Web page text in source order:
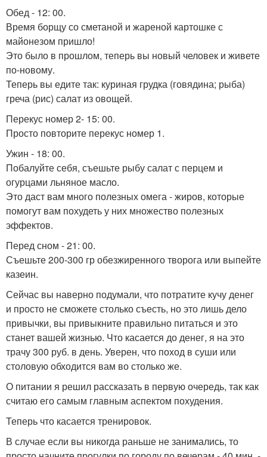
Обед - 12: 00.
Время борщу со сметаной и жареной картошке с
майонезом пришло!
Это было в прошлом, теперь вы новый человек и живете
по-новому.
Теперь вы едите так: куриная грудка (говядина; рыба)
греча (рис) салат из овощей.
Перекус номер 2- 15: 00.
Просто повторите перекус номер 1.
Ужин - 18: 00.
Побалуйте себя, съешьте рыбу салат с перцем и
огурцами льняное масло.
Это даст вам много полезных омега - жиров, которые
помогут вам похудеть у них множество полезных
эффектов.
Перед сном - 21: 00.
Съешьте 200-300 гр обезжиренного творога или выпейте
казеин.
Сейчас вы наверно подумали, что потратите кучу денег
и просто не сможете столько съесть, но это лишь дело
привычки, вы привыкните правильно питаться и это
станет вашей жизнью. Что касается до денег, я на это
трачу 300 руб. в день. Уверен, что поход в суши или
столовую обходится вам во столько же.
О питании я решил рассказать в первую очередь, так как
считаю его самым главным аспектом похудения.
Теперь что касается тренировок.
В случае если вы никогда раньше не занимались, то